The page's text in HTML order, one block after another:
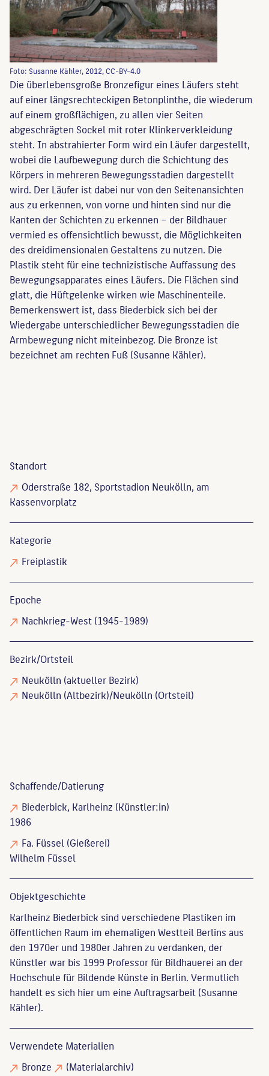
Foto: Susanne Kähler, 2012, CC-BY-4.0
Die überlebensgroße Bronzefigur eines Läufers steht
auf einer längsrechteckigen Betonplinthe, die wiederum
auf einem großflächigen, zu allen vier Seiten
abgeschrägten Sockel mit roter Klinkerverkleidung
steht. In abstrahierter Form wird ein Läufer dargestellt,
wobei die Laufbewegung durch die Schichtung des
Körpers in mehreren Bewegungsstadien dargestellt
wird. Der Läufer ist dabei nur von den Seitenansichten
aus zu erkennen, von vorne und hinten sind nur die
Kanten der Schichten zu erkennen – der Bildhauer
vermied es offensichtlich bewusst, die Möglichkeiten
des dreidimensionalen Gestaltens zu nutzen. Die
Plastik steht für eine technizistische Auffassung des
Bewegungsapparates eines Läufers. Die Flächen sind
glatt, die Hüftgelenke wirken wie Maschinenteile.
Bemerkenswert ist, dass Biederbick sich bei der
Wiedergabe unterschiedlicher Bewegungsstadien die
Armbewegung nicht miteinbezog. Die Bronze ist
bezeichnet am rechten Fuß (Susanne Kähler).
Standort
Oderstraße 182, Sportstadion Neukölln, am
Kassenvorplatz
Kategorie
Freiplastik
Epoche
Nachkrieg-West (1945-1989)
Bezirk/Ortsteil
Neukölln (aktueller Bezirk)
Neukölln (Altbezirk)/Neukölln (Ortsteil)
Schaffende/Datierung
Biederbick, Karlheinz (Künstler:in)
1986
Fa. Füssel(Gießerei)
Wilhelm Füssel
Objekt­geschichte
Karlheinz Biederbick sind verschiedene Plastiken im
öffentlichen Raum im ehemaligen Westteil Berlins aus
den 1970er und 1980er Jahren zu verdanken, der
Künstler war bis 1999 Professor für Bildhauerei an der
Hochschule für Bildende Künste in Berlin. Vermutlich
handelt es sich hier um eine Auftragsarbeit (Susanne
Kähler).
Verwendete Materialien
Bronze
(Materialarchiv)